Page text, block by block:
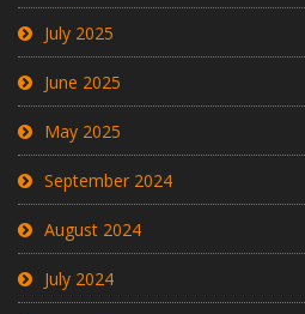
July 2025
June 2025
May 2025
September 2024
August 2024
July 2024